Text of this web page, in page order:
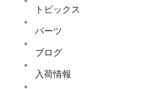
トピックス
パーツ
ブログ
入荷情報